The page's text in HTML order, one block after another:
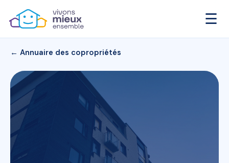
☰
← Annuaire des copropriétés